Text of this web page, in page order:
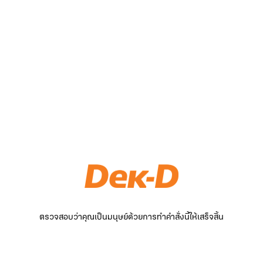
ตรวจสอบว่าคุณเป็นมนุษย์ด้วยการทำคำสั่งนี้ให้เสร็จสิ้น